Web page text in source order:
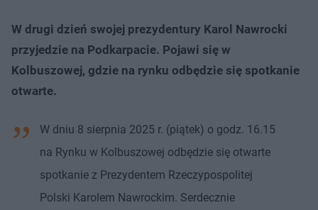
W drugi dzień swojej prezydentury Karol Nawrocki
przyjedzie na Podkarpacie. Pojawi się w
Kolbuszowej, gdzie na rynku odbędzie się spotkanie
otwarte.
W dniu 8 sierpnia 2025 r. (piątek) o godz. 16.15
na Rynku w Kolbuszowej odbędzie się otwarte
spotkanie z Prezydentem Rzeczypospolitej
Polski Karolem Nawrockim. Serdecznie